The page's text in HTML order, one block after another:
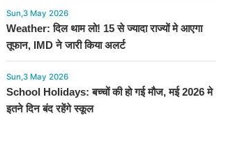
Sun,3 May 2026
Weather: दिल थाम लो! 15 से ज्यादा राज्यों मे आएगा
तूफान, IMD ने जारी किया अलर्ट
Sun,3 May 2026
School Holidays: बच्चों की हो गई मौज, मई 2026 मे
इतने दिन बंद रहेंगे स्कूल